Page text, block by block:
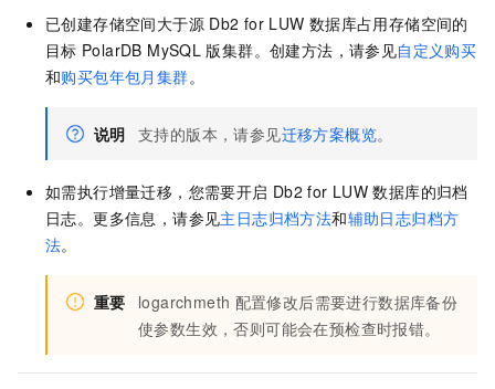
已创建存储空间大于源 Db2 for LUW 数据库占用存储空间的
目标 PolarDB MySQL 版集群。创建方法，请参见自定义购买
和购买包年包月集群。
说明 支持的版本，请参见迁移方案概览。
如需执行增量迁移，您需要开启 Db2 for LUW 数据库的归档
日志。更多信息，请参见主日志归档方法和辅助日志归档方
法。
重要 logarchmeth 配置修改后需要进行数据库备份
使参数生效，否则可能会在预检查时报错。